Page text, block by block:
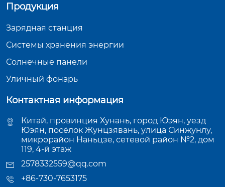
Продукция
Зарядная станция
Системы хранения энергии
Солнечные панели
Уличный фонарь
Контактная информация
Китай, провинция Хунань, город Юэян, уезд
Юэян, посёлок Жунцзявань, улица Синжунлу,
микрорайон Наньцзе, сетевой район №2, дом
119, 4-й этаж
2578332559@qq.com
+86-730-7653175